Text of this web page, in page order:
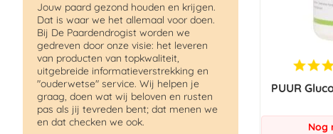
PUUR
Nog
Jouw paard gezond houden en krijgen.
Dat is waar we het allemaal voor doen.
Bij De Paardendrogist worden we
gedreven door onze visie: het leveren
van producten van topkwaliteit,
uitgebreide informatieverstrekking en
"ouderwetse" service. Wij helpen je
graag, doen wat wij beloven en rusten
pas als jij tevreden bent; dat menen we
en dat checken we ook.